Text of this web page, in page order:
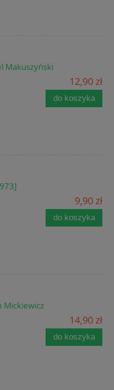
Makuszyński
12,90 zł
do koszyka
9,90 zł
do koszyka
Mickiewicz
14,90 zł
do koszyka